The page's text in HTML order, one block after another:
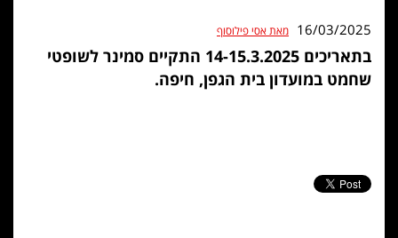
16/03/2025 מאת אסי פילוסוף
בתאריכים 14-15.3.2025 התקיים סמינר לשופטי
שחמט במועדון בית הגפן, חיפה.